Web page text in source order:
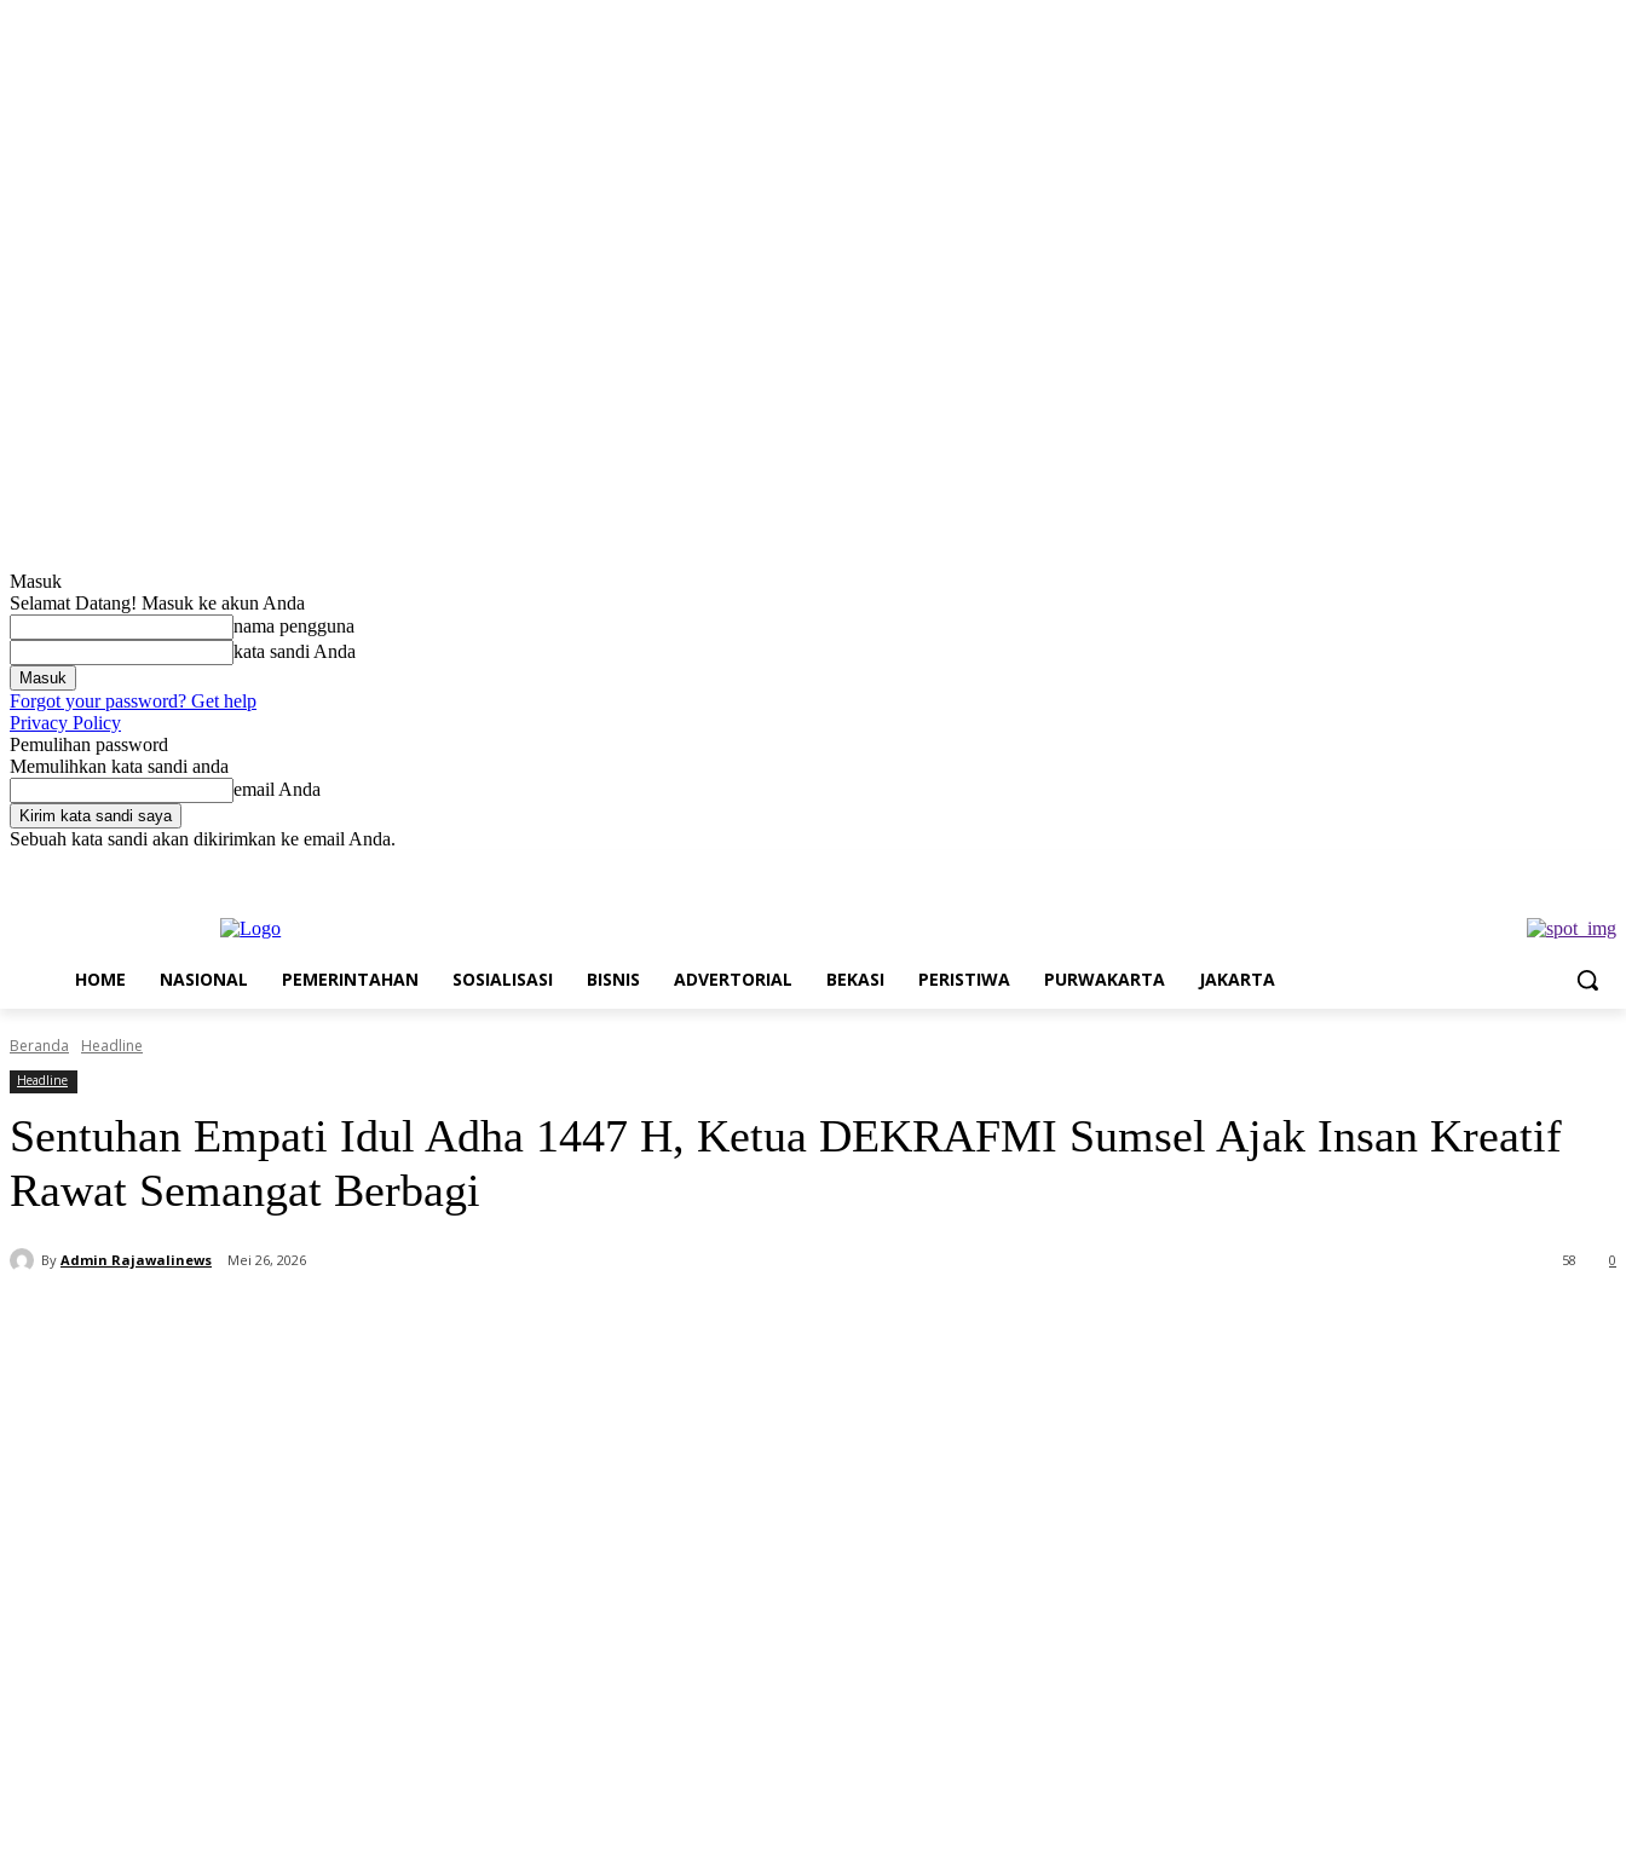
Masuk
Selamat Datang! Masuk ke akun Anda
nama pengguna
kata sandi Anda
Forgot your password? Get help
Privacy Policy
Pemulihan password
Memulihkan kata sandi anda
email Anda
Sebuah kata sandi akan dikirimkan ke email Anda.
HOME NASIONAL PEMERINTAHAN SOSIALISASI BISNIS ADVERTORIAL BEKASI PERISTIWA PURWAKARTA JAKARTA
Beranda Headline
Headline
Sentuhan Empati Idul Adha 1447 H, Ketua DEKRAFMI Sumsel Ajak Insan Kreatif
Rawat Semangat Berbagi
By Admin Rajawalinews Mei 26, 2026 0
58